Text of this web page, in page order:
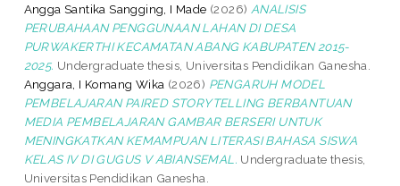
Angga Santika Sangging, I Made (2026) ANALISIS
PERUBAHAAN PENGGUNAAN LAHAN DI DESA
PURWAKERTHI KECAMATAN ABANG KABUPATEN 2015-
2025. Undergraduate thesis, Universitas Pendidikan Ganesha.
Anggara, I Komang Wika (2026) PENGARUH MODEL
PEMBELAJARAN PAIRED STORYTELLING BERBANTUAN
MEDIA PEMBELAJARAN GAMBAR BERSERI UNTUK
MENINGKATKAN KEMAMPUAN LITERASI BAHASA SISWA
KELAS IV DI GUGUS V ABIANSEMAL. Undergraduate thesis,
Universitas Pendidikan Ganesha.